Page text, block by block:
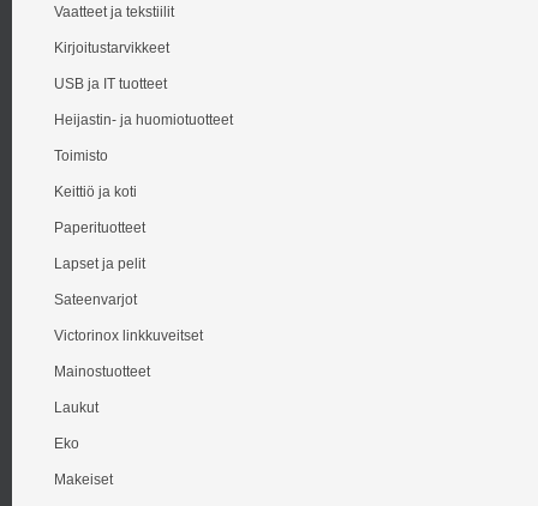
Vaatteet ja tekstiilit
Kirjoitustarvikkeet
USB ja IT tuotteet
Heijastin- ja huomiotuotteet
Toimisto
Keittiö ja koti
Paperituotteet
Lapset ja pelit
Sateenvarjot
Victorinox linkkuveitset
Mainostuotteet
Laukut
Eko
Makeiset